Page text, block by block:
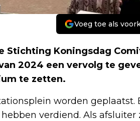
Voeg toe als
Stichting Koningsdag
2024 een vervolg te
te zetten.
worden geplaatst.
verdiend. Als afsluiter